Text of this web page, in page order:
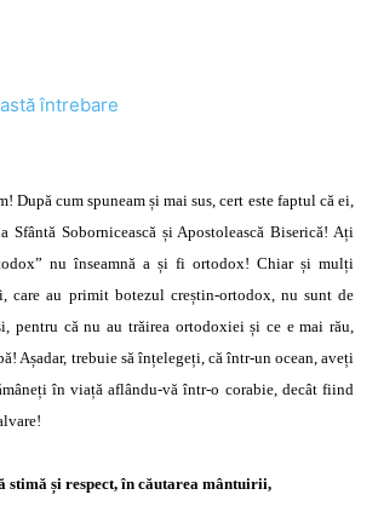
întrebare
După cum spuneam și mai sus, cert este faptul că ei,
Sfântă Sobornicească și Apostolească Biserică! Ați
nu înseamnă a și fi ortodox! Chiar și mulți
care au primit botezul creștin-ortodox, nu sunt de
pentru că nu au trăirea ortodoxiei și ce e mai rău,
Așadar, trebuie să înțelegeți, că într-un ocean, aveți
în viață aflându-vă într-o corabie, decât fiind
stimă și respect, în căutarea mântuirii,